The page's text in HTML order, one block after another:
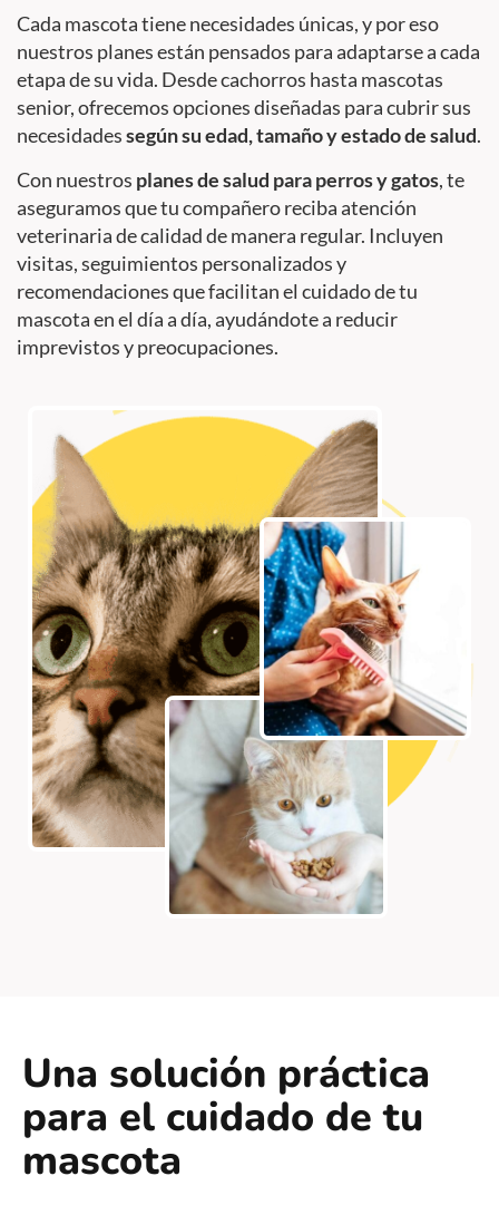
Cada mascota tiene necesidades únicas, y por eso
nuestros planes están pensados para adaptarse a cada
etapa de su vida. Desde cachorros hasta mascotas
senior, ofrecemos opciones diseñadas para cubrir sus
necesidadessegún su edad, tamaño y estado de salud.
Con nuestros planes de salud para perros y gatos, te
aseguramos que tu compañero reciba atención
veterinaria de calidad de manera regular. Incluyen
visitas, seguimientos personalizados y
recomendaciones que facilitan el cuidado de tu
mascota en el día a día, ayudándote a reducir
imprevistos y preocupaciones.
Una solución práctica
para el cuidado de tu
mascota